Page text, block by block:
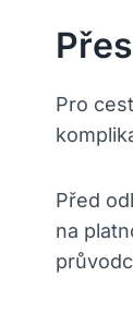
Pro
Před
na